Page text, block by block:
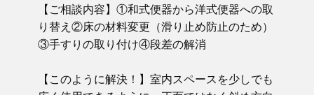
【ご相談内容】①​ 和式便器から洋式便器への取
り替え②床の材料変更（滑り止め防止のため）
③手すりの取り付け④段差の解消
【このように解決！】​​ 室内スペースを少しでも